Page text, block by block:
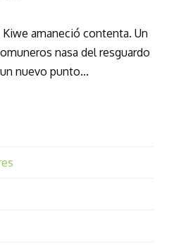
Kiwe amaneció contenta. Un
nasa del resguardo
nuevo punto...